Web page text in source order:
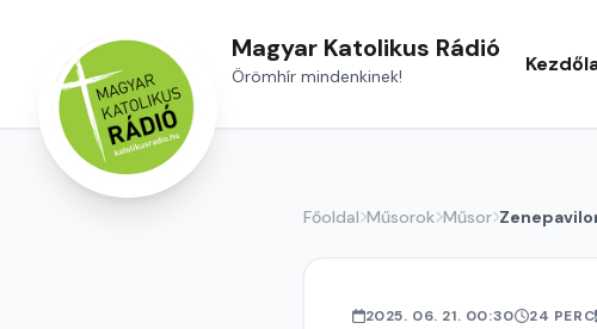
Magyar Katolikus Rádió
Örömhír mindenkinek!
Főoldal Műsorok Műsor
2025. 06. 21. 00:30 24 PERC